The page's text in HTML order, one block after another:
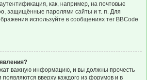
как, например, на почтовые
защищённые паролями сайты и т. п. Для
используйте в сообщениях тег BBCode
важную информацию, и вы должны прочесть
вверху каждого из форумов и в